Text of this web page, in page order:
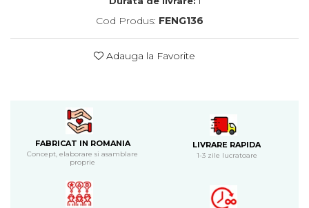
Cadouri pentru iubit
Cadouri pentru iubita
Cadouri pentru mama
Cadouri pentru bunici
Cadouri personalizate pentru nasi
Bijuterii
Ateliere - planse cu nisip colorat
Cod Produs: FENG136
Adauga la Favorite
FABRICAT IN ROMANIA
Concept, elaborare si asamblare
proprie
LIVRARE RAPIDA
1-3 zile lucratoare